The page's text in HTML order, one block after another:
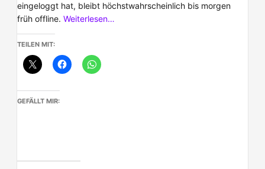
eingeloggt hat, bleibt höchstwahrscheinlich bis morgen
früh offline. Weiterlesen…
TEILEN MIT:
GEFÄLLT MIR: